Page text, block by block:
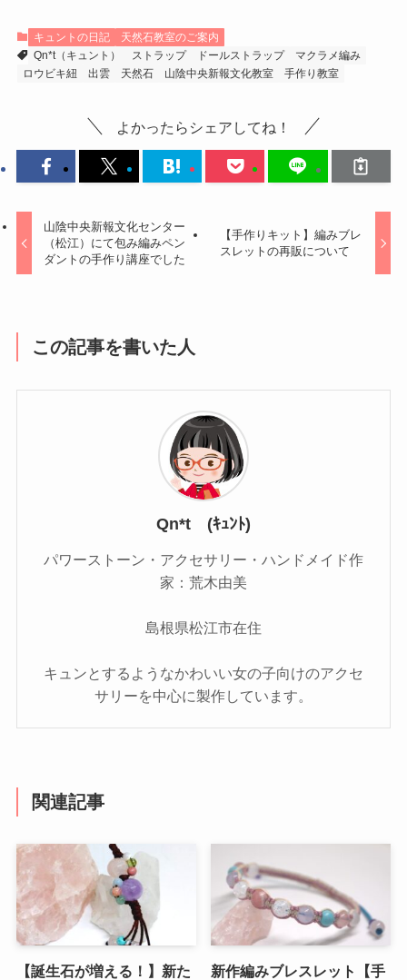
キュントの日記
天然石教室のご案内
Qn*t（キュント）
ストラップ ドールストラップ
マクラメ編み
ロウビキ紐
出雲 天然石 山陰中央新報文化教室 手作り教室
よかったらシェアしてね！
山陰中央新報文化センター
（松江）にて包み編みペン
ダントの手作り講座でした
【手作りキット】編みブレ
スレットの再販について
この記事を書いた人
Qn*t (ｷｭﾝﾄ)
パワーストーン・アクセサリー・ハンドメイド作
家：荒木由美
島根県松江市在住
キュンとするようなかわいい女の子向けのアクセ
サリーを中心に製作しています。
関連記事
【誕生石が増える！】新た
新作編みブレスレット【手